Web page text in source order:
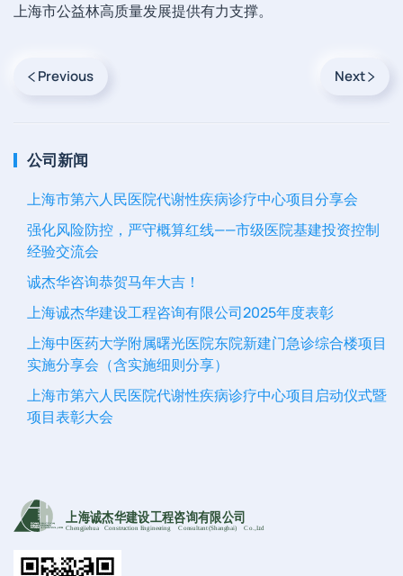
上海市公益林高质量发展提供有力支撑。
Previous Next
公司新闻
上海市第六人民医院代谢性疾病诊疗中心项目分享会
强化风险防控，严守概算红线——市级医院基建投资控制
经验交流会
诚杰华咨询恭贺马年大吉！
上海诚杰华建设工程咨询有限公司2025年度表彰
上海中医药大学附属曙光医院东院新建门急诊综合楼项目
实施分享会（含实施细则分享）
上海市第六人民医院代谢性疾病诊疗中心项目启动仪式暨
项目表彰大会
上海诚杰华建设工程咨询有限公司
Chengjiehua Construction Engineering C onsultant (Shanghai) C o.,Ltd